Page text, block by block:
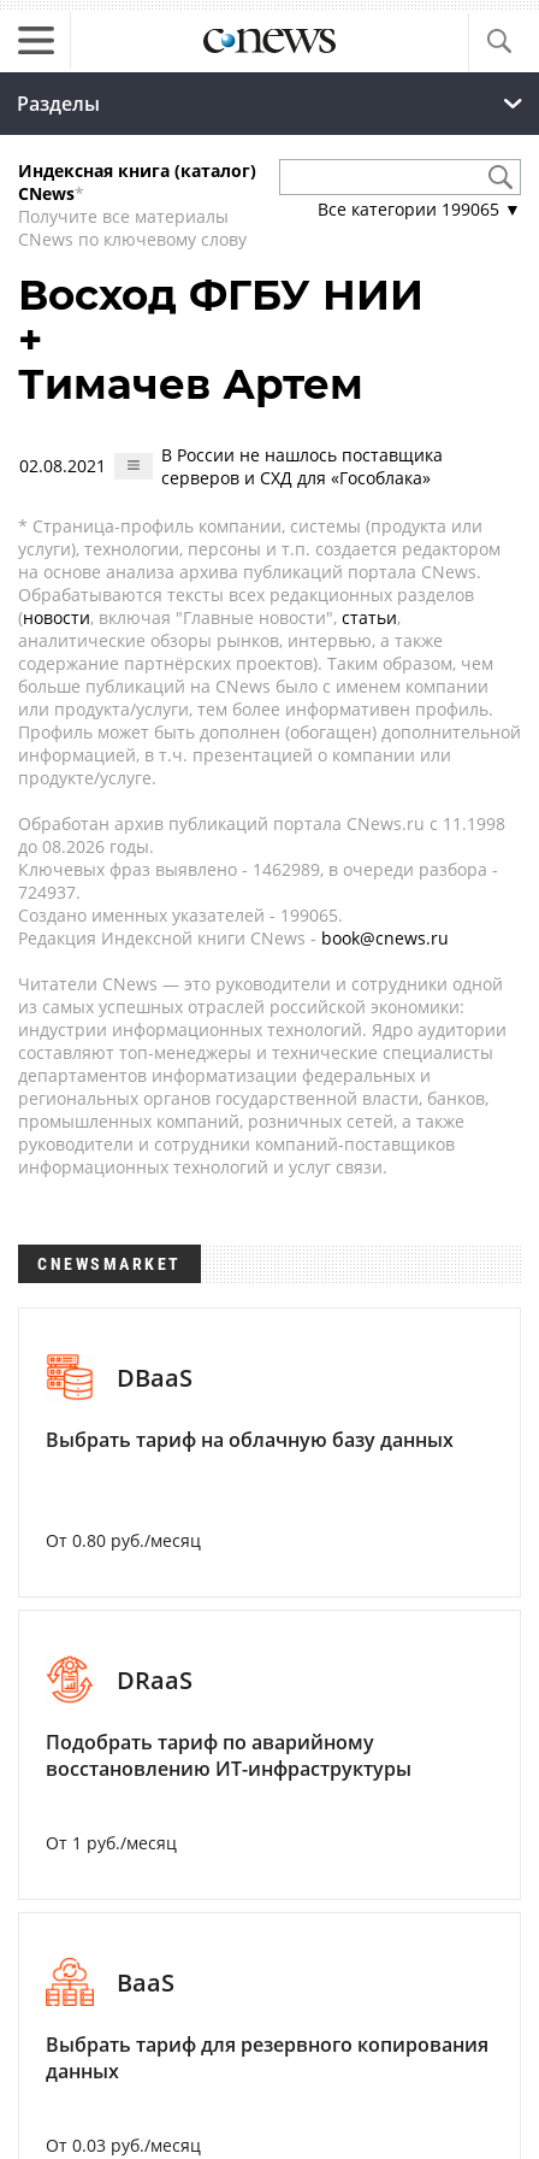
Разделы
Индексная книга (каталог)
CNews*
Получите все материалы
CNews по ключевому слову
Все категории 199065 ▼
Восход ФГБУ НИИ
+
Тимачев Артем
02.08.2021
В России не нашлось поставщика
серверов и СХД для «Гособлака»
* Страница-профиль компании, системы (продукта или
услуги), технологии, персоны и т.п. создается редактором
на основе анализа архива публикаций портала CNews.
Обрабатываются тексты всех редакционных разделов
(новости, включая "Главные новости", статьи,
аналитические обзоры рынков, интервью, а также
содержание партнёрских проектов). Таким образом, чем
больше публикаций на CNews было с именем компании
или продукта/услуги, тем более информативен профиль.
Профиль может быть дополнен (обогащен) дополнительной
информацией, в т.ч. презентацией о компании или
продукте/услуге.
Обработан архив публикаций портала CNews.ru c 11.1998
до 08.2026 годы.
Ключевых фраз выявлено - 1462989, в очереди разбора -
724937.
Создано именных указателей - 199065.
Редакция Индексной книги CNews - book@cnews.ru
Читатели CNews — это руководители и сотрудники одной
из самых успешных отраслей российской экономики:
индустрии информационных технологий. Ядро аудитории
составляют топ-менеджеры и технические специалисты
департаментов информатизации федеральных и
региональных органов государственной власти, банков,
промышленных компаний, розничных сетей, а также
руководители и сотрудники компаний-поставщиков
информационных технологий и услуг связи.
CNEWSMARKET
DBaaS
Выбрать тариф на облачную базу данных
От 0.80 руб./месяц
DRaaS
Подобрать тариф по аварийному
восстановлению ИТ-инфраструктуры
От 1 руб./месяц
BaaS
Выбрать тариф для резервного копирования
данных
От 0.03 руб./месяц